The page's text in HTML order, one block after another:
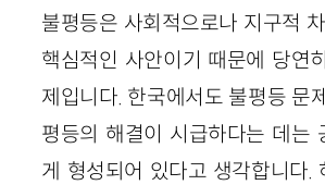
불평등은 사회적으로나 지구적
핵심적인 사안이기 때문에 당연
제입니다. 한국에서도 불평등 문
평등의 해결이 시급하다는 데는
게 형성되어 있다고 생각합니다.